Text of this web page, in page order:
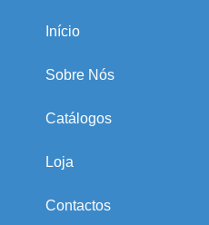
Início
Sobre Nós
Catálogos
Loja
Contactos